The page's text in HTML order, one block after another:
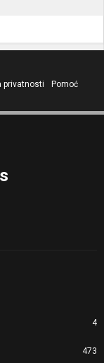
privatnosti
Pomoć
nas
4
473